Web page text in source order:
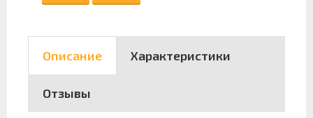
Описание Характеристики
Отзывы